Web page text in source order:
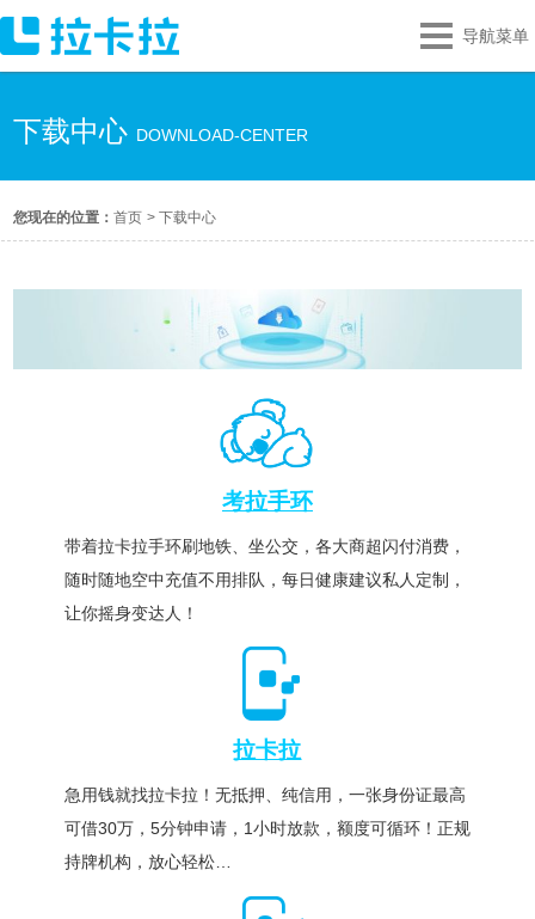
导航菜单
下载中心 DOWNLOAD-CENTER
您现在的位置：首页 >下载中心
考拉手环
带着拉卡拉手环刷地铁、坐公交，各大商超闪付消费，
随时随地空中充值不用排队，每日健康建议私人定制，
让你摇身变达人！
拉卡拉
急用钱就找拉卡拉！无抵押、纯信用，一张身份证最高
可借30万，5分钟申请，1小时放款，额度可循环！正规
持牌机构，放心轻松…